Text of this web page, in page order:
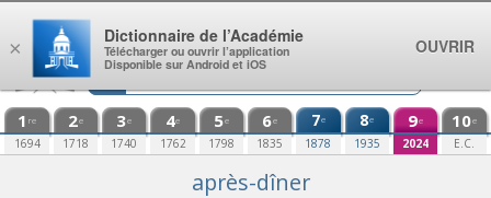
Aller au contenu
1 re
1694
2e
1718
3e
1740
4e
1762
5e
1798
6e
1835
7e
1878
8e
1935
9e
2024
10e
E.C.
après-dîner
×
Dictionnaire de l’Académie
Télécharger ou ouvrir l’application
Disponible sur Android et iOS
OUVRIR